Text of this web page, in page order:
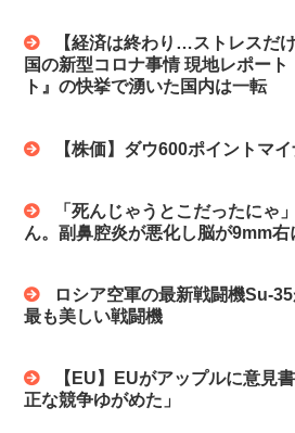
国の新型コロナ事情 現地レポー
ト』の快挙で湧いた国内は一転
【株価】ダウ600ポイントマ
ん。副鼻腔炎が悪化し脳が9mm右
最も美しい戦闘機
正な競争ゆがめた」